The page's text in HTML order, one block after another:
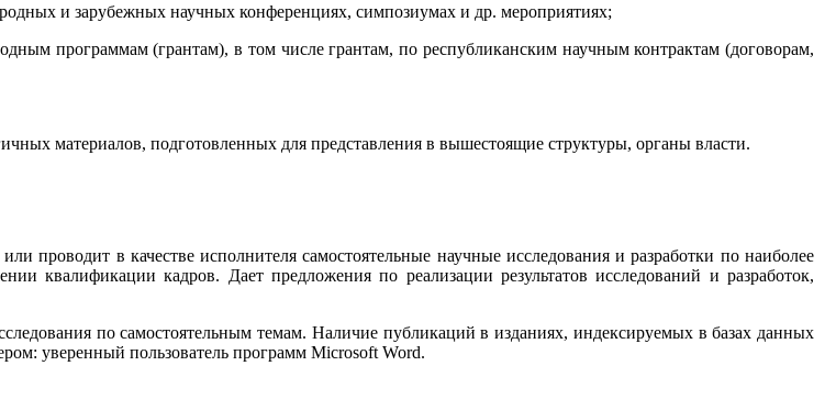
и зарубежных научных конференциях, симпозиумах и др. мероприятиях;
программам (грантам), в том числе грантам, по республиканским научным контрактам (договорам,
материалов, подготовленных для представления в вышестоящие структуры, органы власти.
проводит в качестве исполнителя самостоятельные научные исследования и разработки по наиболее
квалификации кадров. Дает предложения по реализации результатов исследований и разработок,
по самостоятельным темам. Наличие публикаций в изданиях, индексируемых в базах данных
уверенный пользователь программ Microsoft Word.